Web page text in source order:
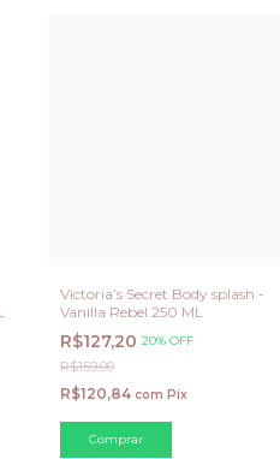
Victoria’s Secret Body splash -
Vanilla Rebel 250 ML
R$127,20 20% OFF
R$159,00
R$120,84 com Pix